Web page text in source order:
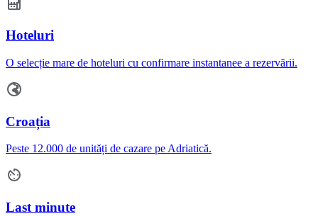
Hoteluri
O selecție mare de hoteluri cu confirmare instantanee a rezervării.
Croația
Peste 12.000 de unități de cazare pe Adriatică.
Last minute